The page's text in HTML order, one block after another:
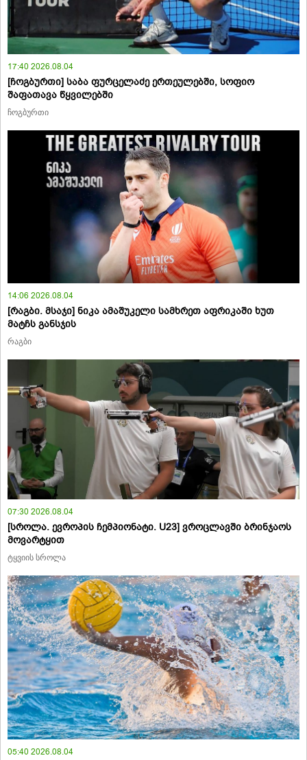
17:40 2026.08.04
[ჩოგბურთი] საბა ფურცელაძე ერთეულებში, სოფიო
შაფათავა წყვილებში
ჩოგბურთი
14:06 2026.08.04
[რაგბი. მსაჯი] ნიკა ამაშუკელი სამხრეთ აფრიკაში ხუთ
მატჩს განსჯის
რაგბი
07:30 2026.08.04
[სროლა. ევროპის ჩემპიონატი. U23] ვროცლავში ბრინჯაოს
მოვარტყით
ტყვიის სროლა
05:40 2026.08.04